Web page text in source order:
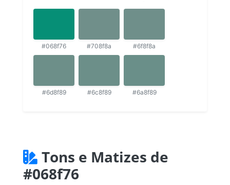
#068f76 #708f8a #6f8f8a
#6d8f89 #6c8f89 #6a8f89
Tons e Matizes de
#068f76